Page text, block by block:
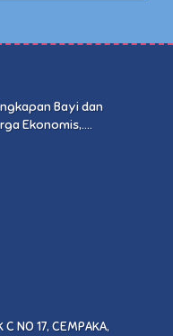
Bayi dan
Ekonomis,....
C NO 17, CEMPAKA,